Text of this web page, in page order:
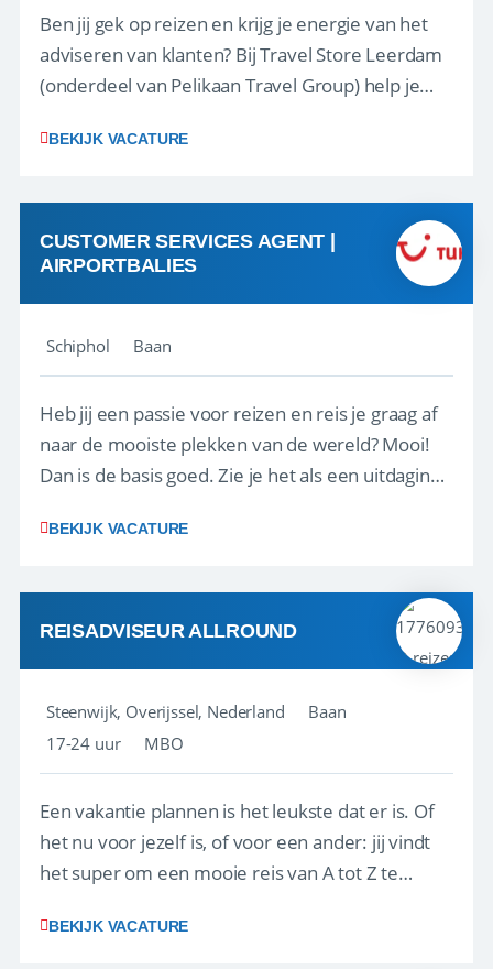
Ben jij gek op reizen en krijg je energie van het
adviseren van klanten? Bij Travel Store Leerdam
(onderdeel van Pelikaan Travel Group) help je
vinden. Samen maken we van elke reis een
hebt in de reisbranche of j...
BEKIJK VACATURE
CUSTOMER SERVICES AGENT |
AIRPORTBALIES
Schiphol Baan
Heb jij een passie voor reizen en reis je graag af
naar de mooiste plekken van de wereld? Mooi!
Dan is de basis goed. Zie je het als een uitdaging
het samenstellen en boeken van de perfecte
deze onderdelen zijn nu samen gevoegd...
BEKIJK VACATURE
REISADVISEUR ALLROUND
Steenwijk, Overijssel, Nederland
Baan
17-24 uur
MBO
Een vakantie plannen is het leukste dat er is. Of
het nu voor jezelf is, of voor een ander: jij vindt
het super om een mooie reis van A tot Z te
vakantiegangers de meest prachtige plekjes op
BEKIJK VACATURE